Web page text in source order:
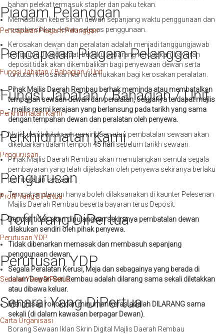
Piagam Pelanggan
Pencapaian Piagam Pelanggan
Pencapaian Piagam Pelanggan
Fungsi Jabatan / Bahagian / Unit
Fungsi Jabatan / Bahagian / Unit
Perkhidmatan Kami
Perkhidmatan Kami
Pengurusan
Pengurusan
Profil Yang DiPertua
Profil Yang DiPertua
Perutusan YDP
Perutusan YDP
Senarai Yang DiPertua
Senarai Yang DiPertua
Carta Organisasi
bahan pelekat termasuk stapler dan paku tekan.
Memastikan kebersihan dewan sepanjang waktu penggunaan dan
membersihkan dewan selepas penggunaan.
Kerosakan dewan dan peralatan adalah menjadi tanggungjawab
pengguna.Jika didapati berlaku sebarang kerosakan, bayaran
deposit tidak akan dikembalikan bagi penyewaan dewan serta
tuntutan kerosakan kan dikemukakan bagi kerosakan peralatan.
Pihak Majlis Daerah Rembau berhak meminda atau membatalkan
tempahan sewaan dewan dan peralatan, sekiranya terdapat majlis
- majlis rasmi kerajaan yang berlansung pada tarikh yang sama
dengan tempahan dewan dan peralatan oleh penyewa.
Notis pemberitahuan pemindaan atau pembatalan sewaan akan
dikeluarkan dalam tempoh 45 harisebelum tarikh sewaan.
Pihak Majlis Daerah Rembau akan memulangkan semula segala
pembayaran yang telah dijelaskan oleh penyewa sekiranya berlaku
pembatalan sewaan.
Tempahan dewan hanya boleh dilaksanakan di kaunter Pelesenan
Majlis Daerah Rembau beserta bayaran terus Deposit.
Deposit tidak akan dipulangkan sekiranya pembatalan dewan
dilakukan sendiri oleh pihak penyewa.
Tidak dibenarkan memasak dan membasuh sepanjang
penggunaan dewan.
Segala Peralatan Kerusi, Meja dan sebagainya yang berada di
dalam Dewan Seri Rembau adalah dilarang sama sekali diletakkan
atau dibawa keluar.
Menghisap rokok dan minuman keras adalah DILARANG sama
sekali (di dalam kawasan berpagar Dewan).
Borang Sewaan Iklan Skrin Digital Majlis Daerah Rembau